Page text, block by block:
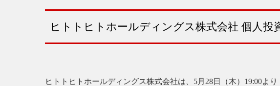
ヒトトヒトホールディングス株式会社 個人投
ヒトトヒトホールディングス株式会社は、5月28日（木）19:00よ